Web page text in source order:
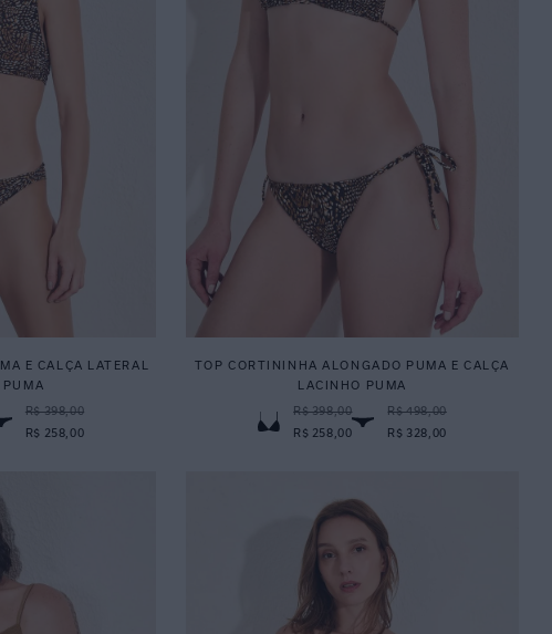
E CALÇA LATERAL
R$ 398,00
R$ 258,00
TOP CORTININHA ALONGADO PUMA E CALÇA
LACINHO PUMA
R$ 398,00
R$ 258,00
R$ 498,00
R$ 328,00